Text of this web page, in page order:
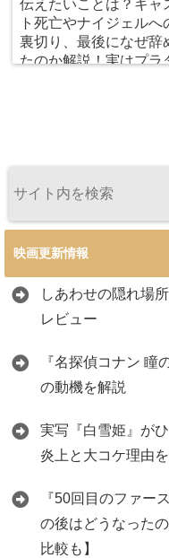
伝えたいことは？キャ
ト死亡やナイジェルへ
裏切り、最後になぜ辞
たのか解説！実はプラ
映画更新情報
しあわせの隠れ場
レビュー
『名探偵コナン 瞳
の動機を解説
実写『白雪姫』が
炎上と大コケ理由
『50回目のファー
の後はどうなった
比較も】